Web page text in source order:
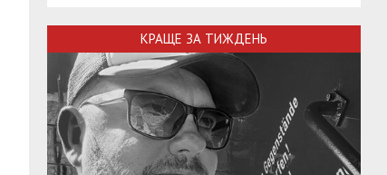
КРАЩЕ ЗА ТИЖДЕНЬ